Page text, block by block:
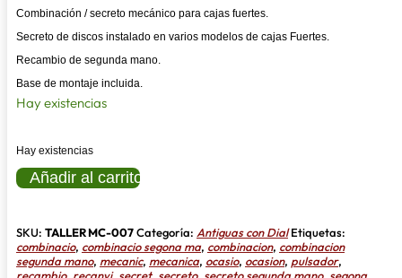
Combinación / secreto mecánico para cajas fuertes.
Secreto de discos instalado en varios modelos de cajas Fuertes.
Recambio de segunda mano.
Base de montaje incluida.
Hay existencias
Hay existencias
COMBINACION
MECANICA
cantidad
Añadir al carrito
SKU: TALLER MC-007Categoría: Antiguas con Dial Etiquetas:
combinacio, combinacio segona ma, combinacion, combinacion
segunda mano, mecanic, mecanica, ocasio, ocasion, pulsador,